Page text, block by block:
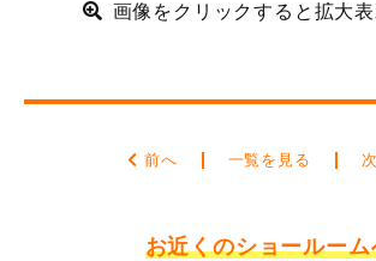
画像をクリックすると拡大
前へ 一覧を見る
お近くのショールーム